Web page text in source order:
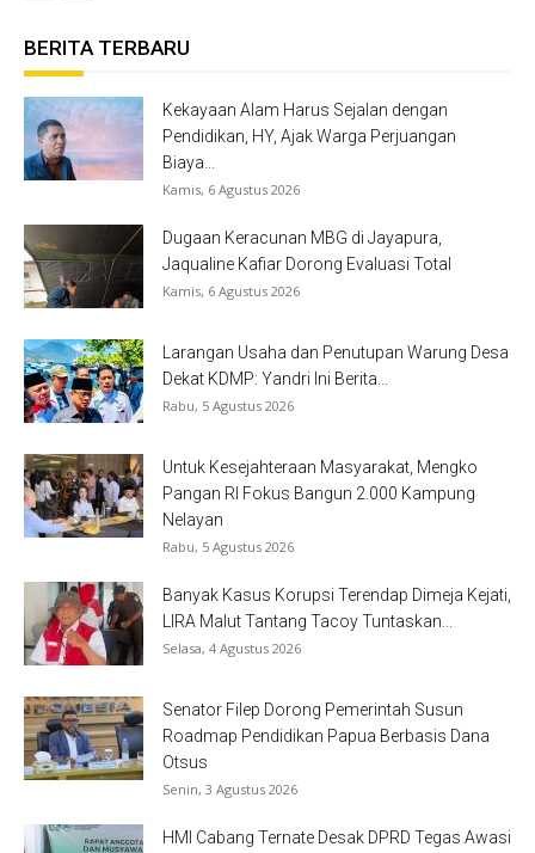
BERITA TERBARU
Kekayaan Alam Harus Sejalan dengan
Pendidikan, HY, Ajak Warga Perjuangan
Biaya...
Kamis, 6 Agustus 2026
Dugaan Keracunan MBG di Jayapura,
Jaqualine Kafiar Dorong Evaluasi Total
Kamis, 6 Agustus 2026
Larangan Usaha dan Penutupan Warung Desa
Dekat KDMP: Yandri Ini Berita...
Rabu, 5 Agustus 2026
Untuk Kesejahteraan Masyarakat, Mengko
Pangan RI Fokus Bangun 2.000 Kampung
Nelayan
Rabu, 5 Agustus 2026
Banyak Kasus Korupsi Terendap Dimeja Kejati,
LIRA Malut Tantang Tacoy Tuntaskan...
Selasa, 4 Agustus 2026
Senator Filep Dorong Pemerintah Susun
Roadmap Pendidikan Papua Berbasis Dana
Otsus
Senin, 3 Agustus 2026
HMI Cabang Ternate Desak DPRD Tegas Awasi